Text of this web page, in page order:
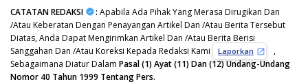
CATATAN REDAKSI : Apabila Ada Pihak Yang Merasa Dirugikan Dan
/Atau Keberatan Dengan Penayangan Artikel Dan /Atau Berita Tersebut
Diatas, Anda Dapat Mengirimkan Artikel Dan /Atau Berita Berisi
Sanggahan Dan /Atau Koreksi Kepada Redaksi Kami
Laporkan
,
Sebagaimana Diatur Dalam Pasal (1) Ayat (11) Dan (12) Undang-Undang
Nomor 40 Tahun 1999 Tentang Pers.